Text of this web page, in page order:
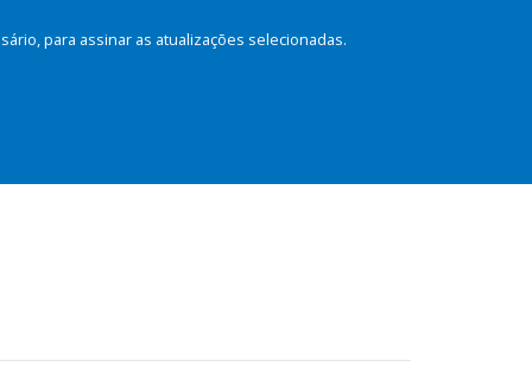
para assinar as atualizações selecionadas.